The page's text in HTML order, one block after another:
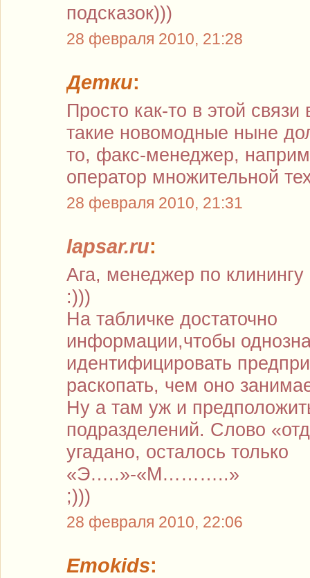
подсказок)))
28 февраля 2010, 21:28
Детки:
Просто как-то в этой
такие новомодные ныне
то, факс-менеджер,
оператор множительной
28 февраля 2010, 21:31
lapsar.ru:
Ага, менеджер по клинингу
:)))
На табличке достаточно
информации,чтобы
идентифицировать
раскопать, чем оно
Ну а там уж и
подразделений. Слово
угадано, осталось только
«Э…..»-«М………..»
;)))
28 февраля 2010, 22:06
Emokids: